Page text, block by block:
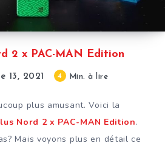
2 x PAC-MAN Edition
13, 2021 4 Min. à lire
plus amusant. Voici la
Nord 2 x PAC-MAN Edition.
Mais voyons plus en détail ce